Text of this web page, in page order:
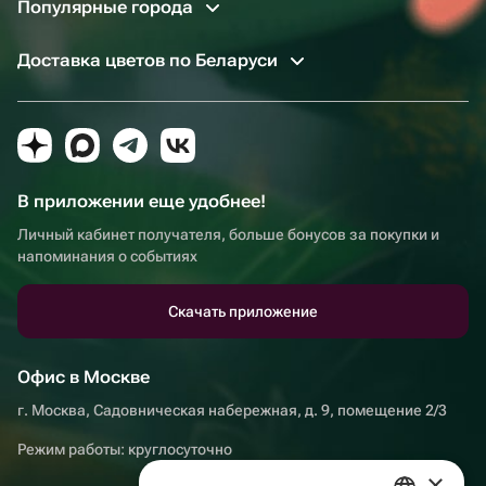
звонков от сотрудника: о том, что заказ принят, вы
узнаете из личного кабинета на сайте или в
Прозрачный рейтинг магазинов. Он основан на
реальных отзывах о товарах. Можно посмотреть
фото уже доставленных орхидей и принять
Прямой чат с продавцом. Все вопросы о растениях
можно тут же задать тому, кто их продает.
Фото до доставки. Перед тем, как отправить курьера
с заказом, вам загрузят снимок вашей покупки,
чтобы вы могли убедиться в качестве или внести
изменения.
Популярные города
Доставка цветов по Беларуси
В приложении еще удобнее!
Личный кабинет получателя, больше бонусов за покупки и
напоминания о событиях
Скачать приложение
Офис в Москве
г. Москва, Садовническая набережная, д. 9, помещение 2/3
Режим работы: круглосуточно